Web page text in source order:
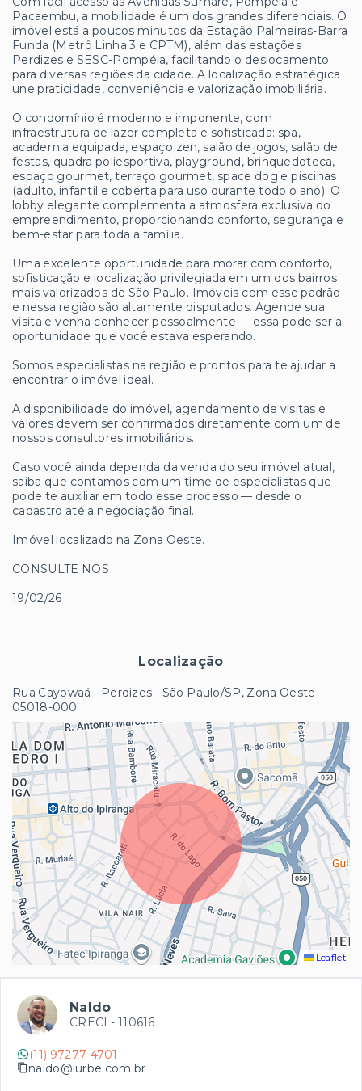
Pacaembu, a mobilidade é um dos grandes diferenciais. O
imóvel está a poucos minutos da Estação Palmeiras-Barra
Funda (Metrô Linha 3 e CPTM), além das estações
Perdizes e SESC-Pompéia, facilitando o deslocamento
para diversas regiões da cidade. A localização estratégica
une praticidade, conveniência e valorização imobiliária.
O condomínio é moderno e imponente, com
infraestrutura de lazer completa e sofisticada: spa,
academia equipada, espaço zen, salão de jogos, salão de
festas, quadra poliesportiva, playground, brinquedoteca,
espaço gourmet, terraço gourmet, space dog e piscinas
(adulto, infantil e coberta para uso durante todo o ano). O
lobby elegante complementa a atmosfera exclusiva do
empreendimento, proporcionando conforto, segurança e
bem-estar para toda a família.
Uma excelente oportunidade para morar com conforto,
sofisticação e localização privilegiada em um dos bairros
mais valorizados de São Paulo. Imóveis com esse padrão
e nessa região são altamente disputados. Agende sua
visita e venha conhecer pessoalmente — essa pode ser a
oportunidade que você estava esperando.
Somos especialistas na região e prontos para te ajudar a
encontrar o imóvel ideal.
A disponibilidade do imóvel, agendamento de visitas e
valores devem ser confirmados diretamente com um de
nossos consultores imobiliários.
Caso você ainda dependa da venda do seu imóvel atual,
saiba que contamos com um time de especialistas que
pode te auxiliar em todo esse processo — desde o
cadastro até a negociação final.
Imóvel localizado na Zona Oeste.
CONSULTE NOS
19/02/26
Localização
Rua Cayowaá - Perdizes - São Paulo/SP, Zona Oeste -
05018-000
Leaflet
Naldo
CRECI - 110616
(11) 97277-4701
naldo@iurbe.com.br